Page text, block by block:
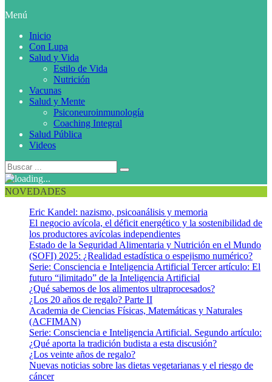
Menú
Inicio
Con Lupa
Salud y Vida
Estilo de Vida
Nutrición
Vacunas
Salud y Mente
Psiconeuroinmunología
Coaching Integral
Salud Pública
Videos
NOVEDADES
Eric Kandel: nazismo, psicoanálisis y memoria
El negocio avícola, el déficit energético y la sostenibilidad de
los productores avícolas independientes
Estado de la Seguridad Alimentaria y Nutrición en el Mundo
(SOFI) 2025: ¿Realidad estadística o espejismo numérico?
Serie: Consciencia e Inteligencia Artificial Tercer artículo: El
futuro “ilimitado” de la Inteligencia Artificial
¿Qué sabemos de los alimentos ultraprocesados?
¿Los 20 años de regalo? Parte II
Academia de Ciencias Físicas, Matemáticas y Naturales
(ACFIMAN)
Serie: Consciencia e Inteligencia Artificial. Segundo artículo:
¿Qué aporta la tradición budista a esta discusión?
¿Los veinte años de regalo?
Nuevas noticias sobre las dietas vegetarianas y el riesgo de
cáncer